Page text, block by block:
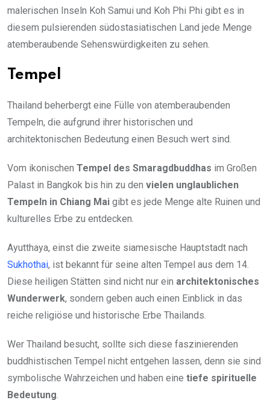
malerischen Inseln Koh Samui und Koh Phi Phi gibt es in
diesem pulsierenden südostasiatischen Land jede Menge
atemberaubende Sehenswürdigkeiten zu sehen.
Tempel
Thailand beherbergt eine Fülle von atemberaubenden
Tempeln, die aufgrund ihrer historischen und
architektonischen Bedeutung einen Besuch wert sind.
Vom ikonischen Tempel des Smaragdbuddhas im Großen
Palast in Bangkok bis hin zu den vielen unglaublichen
Tempeln in Chiang Mai gibt es jede Menge alte Ruinen und
kulturelles Erbe zu entdecken.
Ayutthaya, einst die zweite siamesische Hauptstadt nach
Sukhothai, ist bekannt für seine alten Tempel aus dem 14.
Diese heiligen Stätten sind nicht nur ein architektonisches
Wunderwerk, sondern geben auch einen Einblick in das
reiche religiöse und historische Erbe Thailands.
Wer Thailand besucht, sollte sich diese faszinierenden
buddhistischen Tempel nicht entgehen lassen, denn sie sind
symbolische Wahrzeichen und haben eine tiefe spirituelle
Bedeutung